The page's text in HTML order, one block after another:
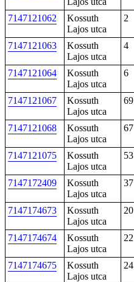
7147121062
Kossuth
Lajos utca
2
7147121063
Kossuth
Lajos utca
4
7147121064
Kossuth
Lajos utca
6
7147121067
Kossuth
Lajos utca
69
7147121068
Kossuth
Lajos utca
67
7147121075
Kossuth
Lajos utca
53
7147172409
Kossuth
Lajos utca
37
7147174673
Kossuth
Lajos utca
20
7147174674
Kossuth
Lajos utca
22
7147174675
Kossuth
Lajos utca
24